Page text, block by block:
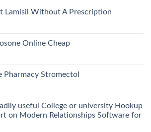
Lamisil Without A Prescription
Online Cheap
Pharmacy Stromectol
useful College or university Hookup
on Modern Relationships Software for